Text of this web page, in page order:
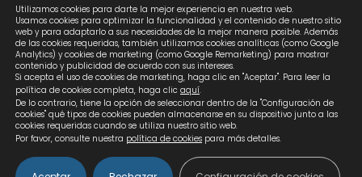
He leído y acepto los términos y condiciones
Utilizamos cookies para darte la mejor experiencia en nuestra web.
Usamos cookies para optimizar la funcionalidad y el contenido de nuestro sitio
web y para adaptarlo a sus necesidades de la mejor manera posible. Además
de las cookies requeridas, también utilizamos cookies analíticas (como Google
Analytics) y cookies de marketing (como Google Remarketing) para mostrar
contenido y publicidad de acuerdo con sus intereses.
Si acepta el uso de cookies de marketing, haga clic en "Aceptar". Para leer la
política de cookies completa, haga clic aquí.
De lo contrario, tiene la opción de seleccionar dentro de la "Configuración de
cookies" qué tipos de cookies pueden almacenarse en su dispositivo junto a las
cookies requeridas cuando se utiliza nuestro sitio web.
Por favor, consulte nuestra política de cookies para más detalles.